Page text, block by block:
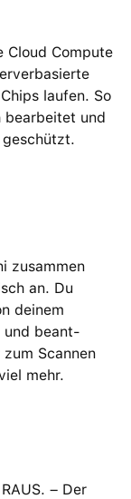
Cloud Compute
laufen. So
bear­beitet und
zu­sam­men
an. Du
deinem
und beant­
Scannen
mehr.
– Der